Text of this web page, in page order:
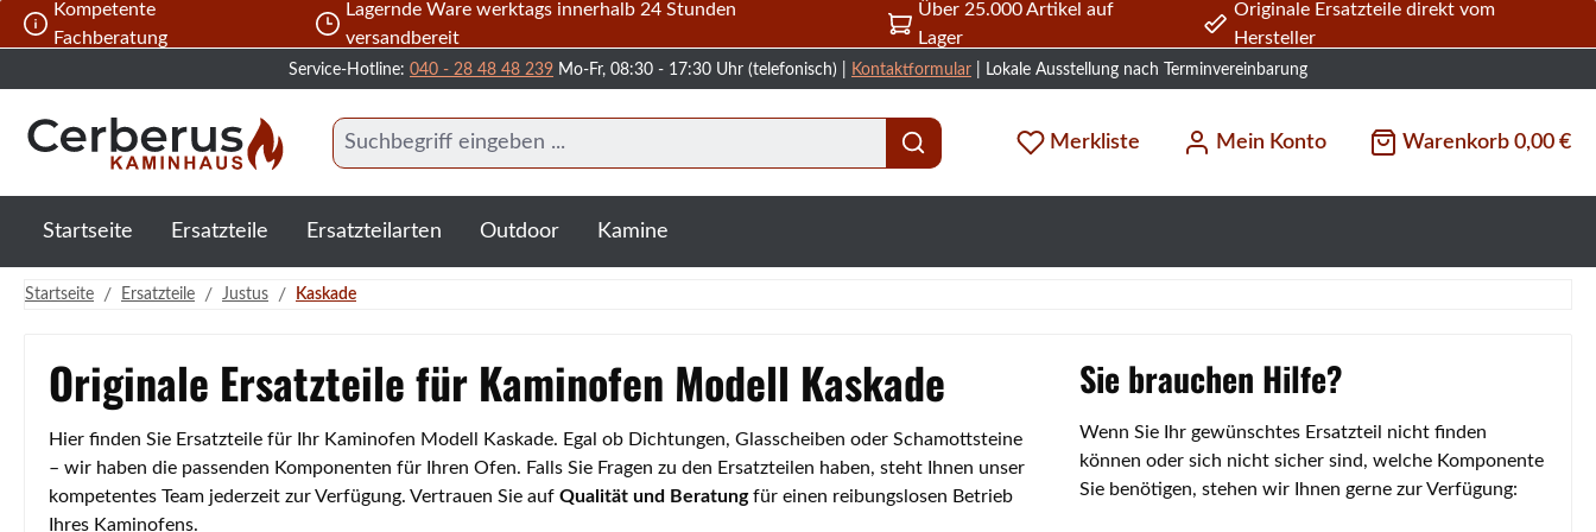
Hauptinhalt springen
Zur Suche springen
Zur Hauptnavigation springen
Kompetente
Fachberatung
Lagernde Ware werktags innerhalb 24 Stunden
versandbereit
Über 25.000 Artikel auf
Lager
Originale Ersatzteile direkt vom
Hersteller
Service-Hotline: 040 - 28 48 48 239 Mo-Fr, 08:30 - 17:30 Uhr (telefonisch) | Kontaktformular | Lokale Ausstellung nach Terminvereinbarung
Merkliste Mein Konto Warenkorb 0,00 €
Startseite Ersatzteile Ersatzteilarten Outdoor Kamine
Startseite / Ersatzteile / Justus / Kaskade
Originale Ersatzteile für Kaminofen Modell Kaskade
Hier finden Sie Ersatzteile für Ihr Kaminofen Modell Kaskade. Egal ob Dichtungen, Glasscheiben oder Schamottsteine
– wir haben die passenden Komponenten für Ihren Ofen. Falls Sie Fragen zu den Ersatzteilen haben, steht Ihnen unser
kompetentes Team jederzeit zur Verfügung. Vertrauen Sie auf Qualität und Beratungfür einen reibungslosen Betrieb
Ihres Kaminofens.
Sie brauchen Hilfe?
Wenn Sie Ihr gewünschtes Ersatzteil nicht finden
können oder sich nicht sicher sind, welche Komponente
Sie benötigen, stehen wir Ihnen gerne zur Verfügung: